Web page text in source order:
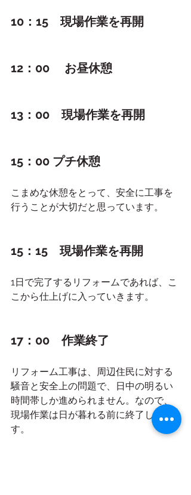
10：15　現場作業を再開
12：00 　お昼休憩
13：00　現場作業を再開
15：00 プチ休憩
こまめな休憩をとって、安全に工事を
行うことが大切だと思っています。
15：15　現場作業を再開
1日で完了するリフォームであれば、こ
こから仕上げに入っていきます。
17：00　作業終了
リフォーム工事は、周辺住民に対する
騒音と安全上の問題で、日中の明るい
時間帯しか進められません。なので、
現場作業は日が暮れる前に終了しま
す。